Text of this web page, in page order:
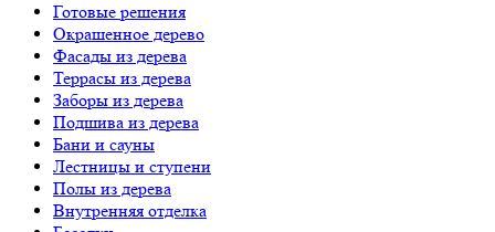
Готовые решения
Окрашенное дерево
Фасады из дерева
Террасы из дерева
Заборы из дерева
Подшива из дерева
Бани и сауны
Лестницы и ступени
Полы из дерева
Внутренняя отделка